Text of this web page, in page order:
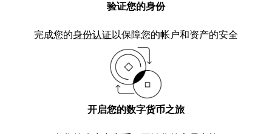
验证您的身份
完成您的身份认证以保障您的帐户和资产的安全
开启您的数字货币之旅